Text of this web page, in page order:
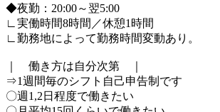
◆夜勤：20:00～翌5:00
∟実働時間8時間／休憩1時間
∟勤務地によって勤務時間変動あり。
｜ 働き方は自分次第 ｜
⇒1週間毎のシフト自己申告制です
〇週1,2日程度で働きたい